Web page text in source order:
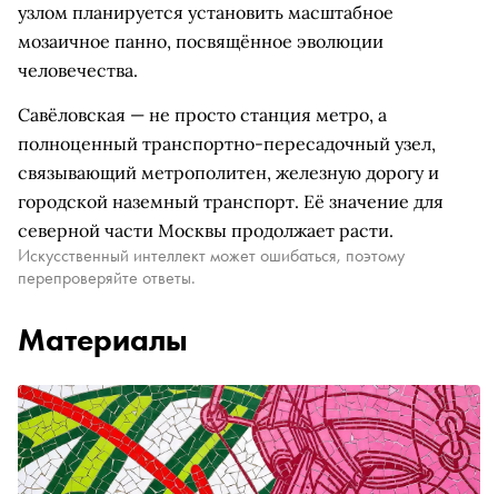
узлом планируется установить масштабное
мозаичное панно, посвящённое эволюции
человечества.
Савёловская — не просто станция метро, а
полноценный транспортно-пересадочный узел,
связывающий метрополитен, железную дорогу и
городской наземный транспорт. Её значение для
северной части Москвы продолжает расти.
Искусственный интеллект может ошибаться, поэтому
перепроверяйте ответы.
Материалы